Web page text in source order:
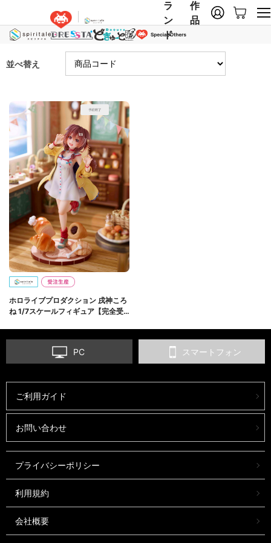
ラ
ン
ド
作
品
並べ替え
ホロライブプロダクション 戌神ころ
ね 1/7スケールフィギュア【完全受
PC スマートフォン
ご利用ガイド
お問い合わせ
プライバシーポリシー
利用規約
会社概要